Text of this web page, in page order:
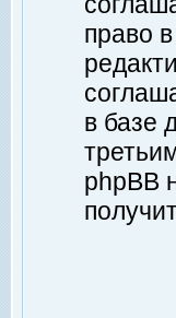
право
в базе
phpBB